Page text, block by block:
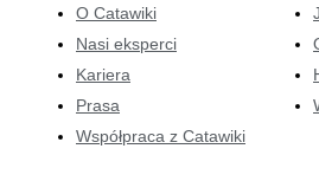
O Catawiki
Nasi eksperci
Kariera
Prasa
Współpraca z Catawiki